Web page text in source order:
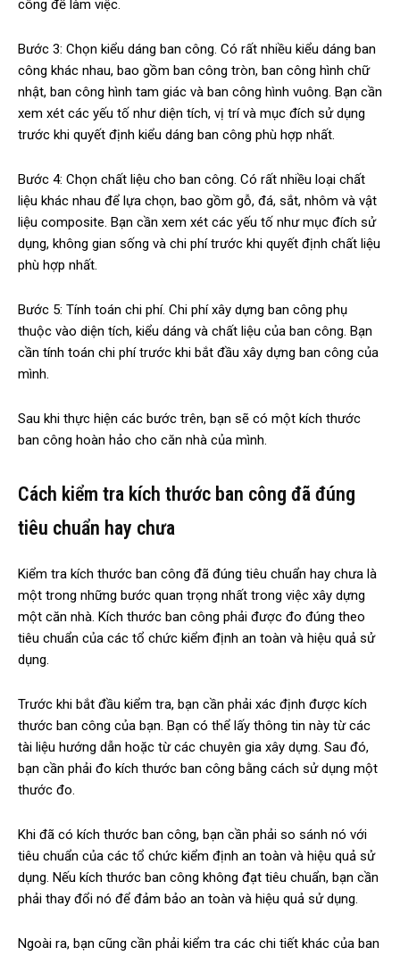
công để làm việc.
Bước 3: Chọn kiểu dáng ban công. Có rất nhiều kiểu dáng ban
công khác nhau, bao gồm ban công tròn, ban công hình chữ
nhật, ban công hình tam giác và ban công hình vuông. Bạn cần
xem xét các yếu tố như diện tích, vị trí và mục đích sử dụng
trước khi quyết định kiểu dáng ban công phù hợp nhất.
Bước 4: Chọn chất liệu cho ban công. Có rất nhiều loại chất
liệu khác nhau để lựa chọn, bao gồm gỗ, đá, sắt, nhôm và vật
liệu composite. Bạn cần xem xét các yếu tố như mục đích sử
dụng, không gian sống và chi phí trước khi quyết định chất liệu
phù hợp nhất.
Bước 5: Tính toán chi phí. Chi phí xây dựng ban công phụ
thuộc vào diện tích, kiểu dáng và chất liệu của ban công. Bạn
cần tính toán chi phí trước khi bắt đầu xây dựng ban công của
mình.
Sau khi thực hiện các bước trên, bạn sẽ có một kích thước
ban công hoàn hảo cho căn nhà của mình.
Cách kiểm tra kích thước ban công đã đúng
tiêu chuẩn hay chưa
Kiểm tra kích thước ban công đã đúng tiêu chuẩn hay chưa là
một trong những bước quan trọng nhất trong việc xây dựng
một căn nhà. Kích thước ban công phải được đo đúng theo
tiêu chuẩn của các tổ chức kiểm định an toàn và hiệu quả sử
dụng.
Trước khi bắt đầu kiểm tra, bạn cần phải xác định được kích
thước ban công của bạn. Bạn có thể lấy thông tin này từ các
tài liệu hướng dẫn hoặc từ các chuyên gia xây dựng. Sau đó,
bạn cần phải đo kích thước ban công bằng cách sử dụng một
thước đo.
Khi đã có kích thước ban công, bạn cần phải so sánh nó với
tiêu chuẩn của các tổ chức kiểm định an toàn và hiệu quả sử
dụng. Nếu kích thước ban công không đạt tiêu chuẩn, bạn cần
phải thay đổi nó để đảm bảo an toàn và hiệu quả sử dụng.
Ngoài ra, bạn cũng cần phải kiểm tra các chi tiết khác của ban